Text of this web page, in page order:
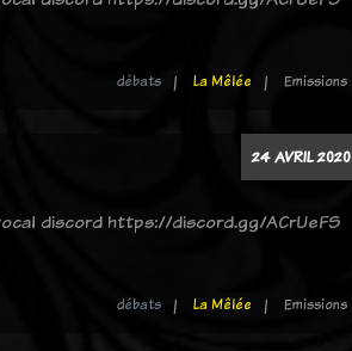
débats La Mêlée Emissions
24 AVRIL 2020
discord https://discord.gg/ACrUeFS
débats La Mêlée Emissions